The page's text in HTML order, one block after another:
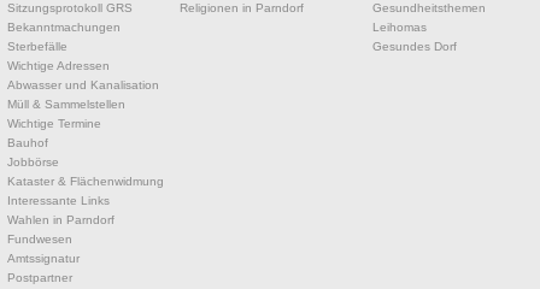
Sitzungsprotokoll GRS
Bekanntmachungen
Sterbefälle
Wichtige Adressen
Abwasser und Kanalisation
Müll & Sammelstellen
Wichtige Termine
Bauhof
Jobbörse
Kataster & Flächenwidmung
Interessante Links
Wahlen in Parndorf
Fundwesen
Amtssignatur
Postpartner
Religionen in Parndorf
Gesundheitsthemen
Leihomas
Gesundes Dorf